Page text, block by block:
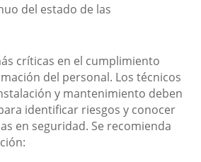
del estado de las
críticas en el cumplimiento
del personal. Los técnicos
y mantenimiento deben
identificar riesgos y conocer
en seguridad. Se recomienda